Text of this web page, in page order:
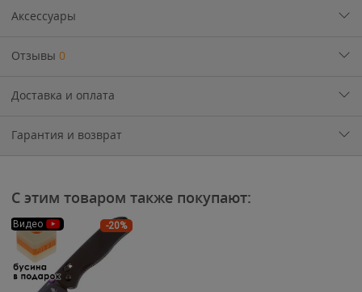
Аксессуары
Отзывы 0
Доставка и оплата
Гарантия и возврат
С этим товаром также покупают:
-20%
Видео